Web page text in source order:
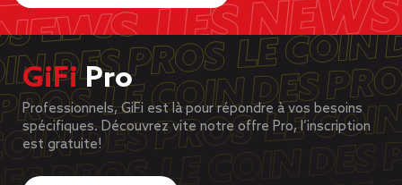
GiFiPro
Professionnels, GiFi est là pour répondre à vos besoins
spécifiques. Découvrez vite notre offre Pro, l’inscription
est gratuite!